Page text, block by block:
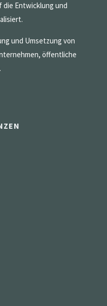
die Entwicklung und
und Umsetzung von
öffentliche